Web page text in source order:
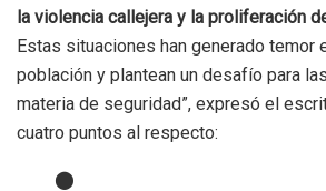
la violencia callejera y la proliferación
Estas situaciones han generado temor
población y plantean un desafío para
materia de seguridad”, expresó el
cuatro puntos al respecto: